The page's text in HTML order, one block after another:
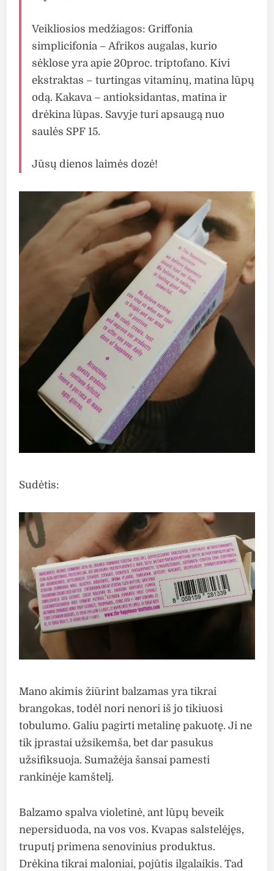
Veikliosios medžiagos: Griffonia
simplicifonia – Afrikos augalas, kurio
sėklose yra apie 20proc. triptofano. Kivi
ekstraktas – turtingas vitaminų, matina lūpų
odą. Kakava – antioksidantas, matina ir
drėkina lūpas. Savyje turi apsaugą nuo
saulės SPF 15.
Jūsų dienos laimės dozė!
Sudėtis:
Mano akimis žiūrint balzamas yra tikrai
brangokas, todėl nori nenori iš jo tikiuosi
tobulumo. Galiu pagirti metalinę pakuotę. Ji ne
tik įprastai užsikemša, bet dar pasukus
užsifiksuoja. Sumažėja šansai pamesti
rankinėje kamštelį.
Balzamo spalva violetinė, ant lūpų beveik
nepersiduoda, na vos vos. Kvapas salstelėjęs,
truputį primena senovinius produktus.
Drėkina tikrai maloniai, pojūtis ilgalaikis. Tad